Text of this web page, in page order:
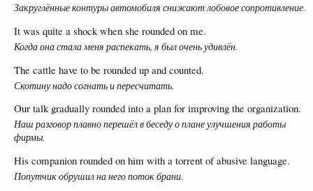
Закруглённые контуры автомобиля снижают лобовое сопротивление.
It was quite a shock when she rounded on me.
Когда она стала меня распекать, я был очень удивлён.
The cattle have to be rounded up and counted.
Скотину надо согнать и пересчитать.
Our talk gradually rounded into a plan for improving the organization.
Наш разговор плавно перешёл в беседу о плане улучшения работы
фирмы.
His companion rounded on him with a torrent of abusive language.
Попутчик обрушил на него поток брани.